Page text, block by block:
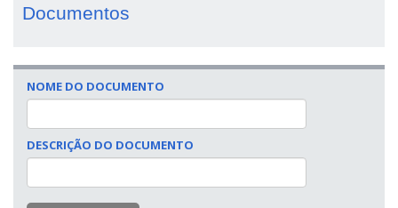
Documentos
NOME DO DOCUMENTO
DESCRIÇÃO DO DOCUMENTO